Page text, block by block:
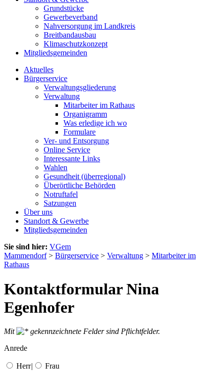
Grundstücke
Gewerbeverband
Nahversorgung im Landkreis
Breitbandausbau
Klimaschutzkonzept
Mitgliedsgemeinden
Aktuelles
Bürgerservice
Verwaltungsgliederung
Verwaltung
Mitarbeiter im Rathaus
Organigramm
Was erledige ich wo
Formulare
Ver- und Entsorgung
Online Service
Interessante Links
Wahlen
Gesundheit (überregional)
Überörtliche Behörden
Notruftafel
Satzungen
Über uns
Standort & Gewerbe
Mitgliedsgemeinden
Sie sind hier: VGem
Mammendorf> Bürgerservice > Verwaltung > Mitarbeiter im
Rathaus
Kontaktformular Nina
Egenhofer
Mit
gekennzeichnete Felder sind Pflichtfelder.
Anrede
Herr| Frau